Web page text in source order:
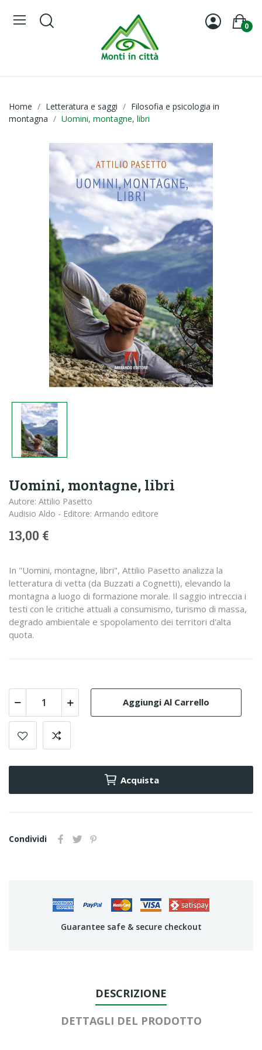
0
Home Letteratura e saggi
Filosofia e psicologia in
montagna
Uomini, montagne, libri
Uomini, montagne, libri
Autore: Attilio Pasetto
Audisio Aldo - Editore: Armando editore
13,00 €
In "Uomini, montagne, libri", Attilio Pasetto analizza la
letteratura di vetta (da Buzzati a Cognetti), elevando la
montagna a luogo di formazione morale. Il saggio intreccia i
testi con le critiche attuali a consumismo, turismo di massa,
degrado ambientale e spopolamento dei territori d'alta
quota.
Aggiungi Al Carrello
Acquista
Condividi
Guarantee safe & secure checkout
DESCRIZIONE
DETTAGLI DEL PRODOTTO